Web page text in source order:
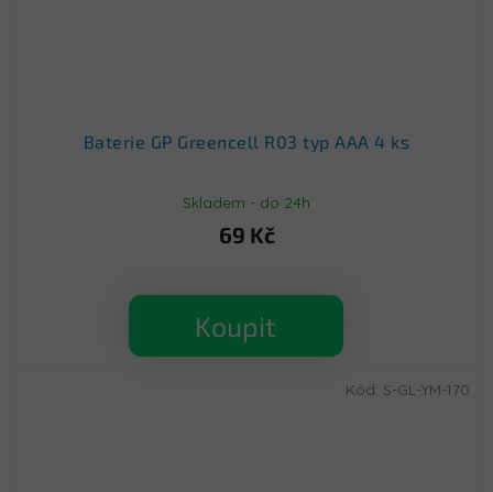
Baterie GP Greencell R03 typ AAA 4 ks
Skladem - do 24h
69 Kč
Koupit
Kód: S-GL-YM-170